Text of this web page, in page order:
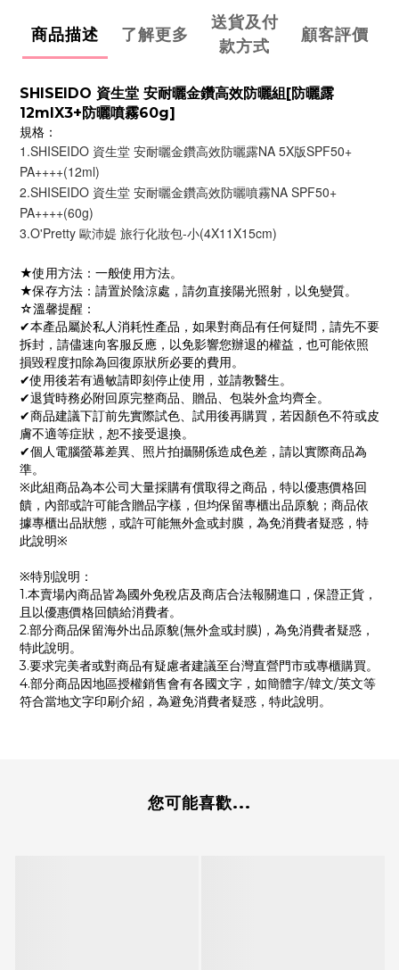
商品描述 了解更多
送貨及付
款方式
顧客評價
SHISEIDO 資生堂 安耐曬金鑽高效防曬組[防曬露
12mlX3+防曬噴霧60g]
規格：
1.SHISEIDO 資生堂 安耐曬金鑽高效防曬露NA 5X版SPF50+
PA++++(12ml)
2.SHISEIDO 資生堂 安耐曬金鑽高效防曬噴霧NA SPF50+
PA++++(60g)
3.O'Pretty 歐沛媞 旅行化妝包-小(4X11X15cm)
★使用方法：一般使用方法。
★保存方法：請置於陰涼處，請勿直接陽光照射，以免變質。
☆溫馨提醒：
✔本產品屬於私人消耗性產品，如果對商品有任何疑問，請先不要
拆封，請儘速向客服反應，以免影響您辦退的權益，也可能依照
損毀程度扣除為回復原狀所必要的費用。
✔使用後若有過敏請即刻停止使用，並請教醫生。
✔退貨時務必附回原完整商品、贈品、包裝外盒均齊全。
✔商品建議下訂前先實際試色、試用後再購買，若因顏色不符或皮
膚不適等症狀，恕不接受退換。
✔個人電腦螢幕差異、照片拍攝關係造成色差，請以實際商品為
準。
※此組商品為本公司大量採購有償取得之商品，特以優惠價格回
饋，內部或許可能含贈品字樣，但均保留專櫃出品原貌；商品依
據專櫃出品狀態，或許可能無外盒或封膜，為免消費者疑惑，特
此說明※
※特別說明：
1.本賣場內商品皆為國外免稅店及商店合法報關進口，保證正貨，
且以優惠價格回饋給消費者。
2.部分商品保留海外出品原貌(無外盒或封膜)，為免消費者疑惑，
特此說明。
3.要求完美者或對商品有疑慮者建議至台灣直營門市或專櫃購買。
4.部分商品因地區授權銷售會有各國文字，如簡體字/韓文/英文等
符合當地文字印刷介紹，為避免消費者疑惑，特此說明。
您可能喜歡...